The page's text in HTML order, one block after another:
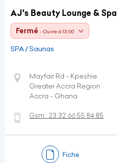
AJ's Beauty Lounge & Spa
Fermé - Ouvre à 13:00
SPA / Saunas
Mayfair Rd - Kpeshie
Greater Accra Region
Accra - Ghana
Gsm: 23 32 66 55 84 85
Fiche